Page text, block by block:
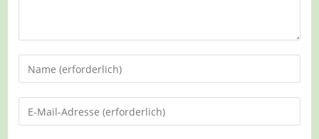
Gib
deinen
Namen
oder
Gib
deine